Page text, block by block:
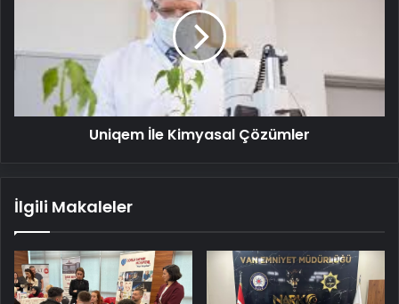
Uniqem İle Kimyasal Çözümler
İlgili Makaleler